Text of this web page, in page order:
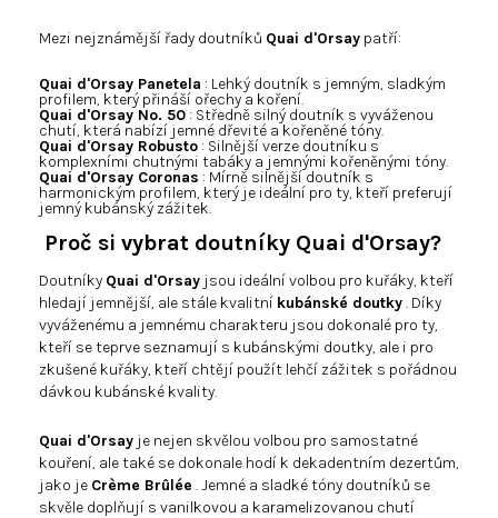
Mezi nejznámější řady doutníků Quai d'Orsay patří:
Quai d'Orsay Panetela : Lehký doutník s jemným, sladkým
profilem, který přináší ořechy a koření.
Quai d'Orsay No. 50 : Středně silný doutník s vyváženou
chutí, která nabízí jemné dřevité a kořeněné tóny.
Quai d'Orsay Robusto : Silnější verze doutníku s
komplexními chutnými tabáky a jemnými kořeněnými tóny.
Quai d'Orsay Coronas : Mírně silnější doutník s
harmonickým profilem, který je ideální pro ty, kteří preferují
jemný kubánský zážitek.
Proč si vybrat doutníky Quai d'Orsay?
Doutníky Quai d'Orsay jsou ideální volbou pro kuřáky, kteří
hledají jemnější, ale stále kvalitní kubánské doutky. Díky
vyváženému a jemnému charakteru jsou dokonalé pro ty,
kteří se teprve seznamují s kubánskými doutky, ale i pro
zkušené kuřáky, kteří chtějí použít lehčí zážitek s pořádnou
dávkou kubánské kvality.
Quai d'Orsay je nejen skvělou volbou pro samostatné
kouření, ale také se dokonale hodí k dekadentním dezertům,
jako je Crème Brûlée . Jemné a sladké tóny doutníků se
skvěle doplňují s vanilkovou a karamelizovanou chutí